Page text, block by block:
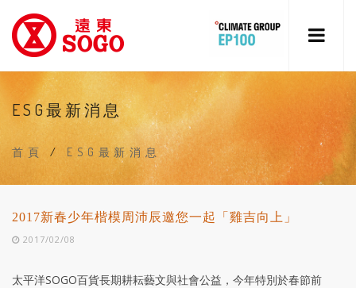
ESG最新消息
首頁 / ESG最新消息
2017新春少年楷模周沛辰邀您一起「雞吉向上」
2017/02/08
太平洋SOGO百貨長期耕耘藝文與社會公益，今年特別於春節前